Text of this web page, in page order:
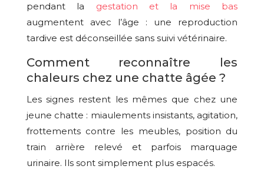
pendant la gestation et la mise bas
augmentent avec l’âge : une reproduction
tardive est déconseillée sans suivi vétérinaire.
Comment reconnaître les
chaleurs chez une chatte âgée ?
Les signes restent les mêmes que chez une
jeune chatte : miaulements insistants, agitation,
frottements contre les meubles, position du
train arrière relevé et parfois marquage
urinaire. Ils sont simplement plus espacés.